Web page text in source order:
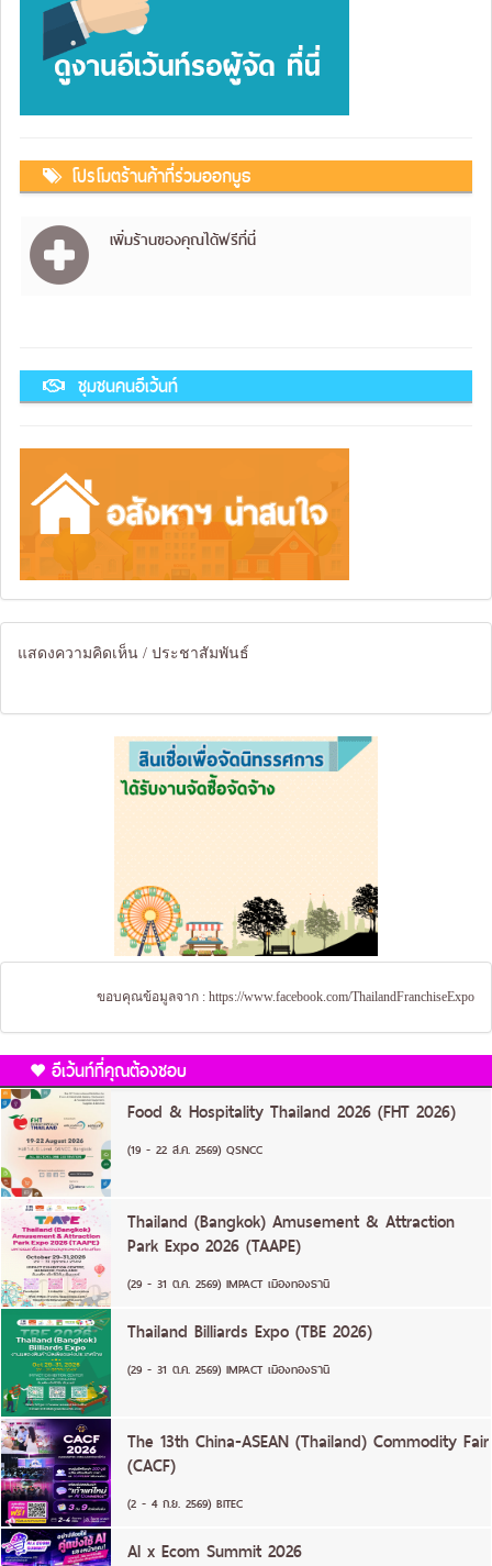
โปรโมตร้านค้าที่ร่วมออกบูธ
เพิ่มร้านของคุณได้ฟรีที่นี่
ชุมชนคนอีเว้นท์
แสดงความคิดเห็น / ประชาสัมพันธ์
ขอบคุณข้อมูลจาก : https://www.facebook.com/ThailandFranchiseExpo
อีเว้นท์ที่คุณต้องชอบ
Food & Hospitality Thailand 2026 (FHT 2026)
(19 - 22 ส.ค. 2569) QSNCC
Thailand (Bangkok) Amusement & Attraction
Park Expo 2026 (TAAPE)
(29 - 31 ต.ค. 2569) IMPACT เมืองทองธานี
Thailand Billiards Expo (TBE 2026)
(29 - 31 ต.ค. 2569) IMPACT เมืองทองธานี
The 13th China-ASEAN (Thailand) Commodity Fair
(CACF)
(2 - 4 ก.ย. 2569) BITEC
AI x Ecom Summit 2026